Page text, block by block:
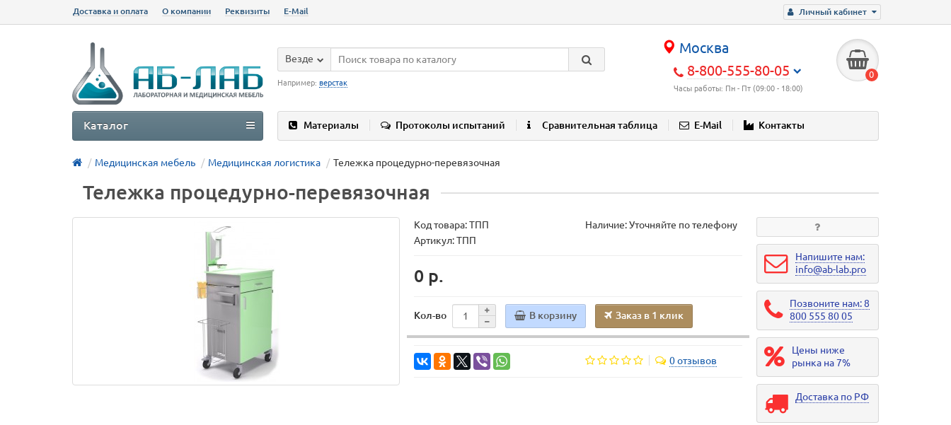
Личный кабинет
Доставка и оплата О компании Реквизиты E-Mail
Москва
8-800-555-80-05
Часы работы: Пн - Пт (09:00 - 18:00)
0
Везде
Например: верстак
Материалы Протоколы испытаний Сравнительная таблица E-Mail Контакты
Каталог
Медицинская мебель Медицинская логистика Тележка процедурно-перевязочная
Тележка процедурно-перевязочная
Код товара:ТПП
Наличие: Уточняйте по телефону
Артикул: ТПП
0 р.
Кол-во В корзину Заказ в 1 клик
0 отзывов
Напишите нам:
info@ab-lab.pro
Позвоните нам: 8
800 555 80 05
Цены ниже
рынка на 7%
Доставка по РФ